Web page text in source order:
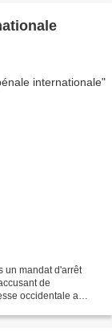
un mandat d'arrêt
de
occidentale a